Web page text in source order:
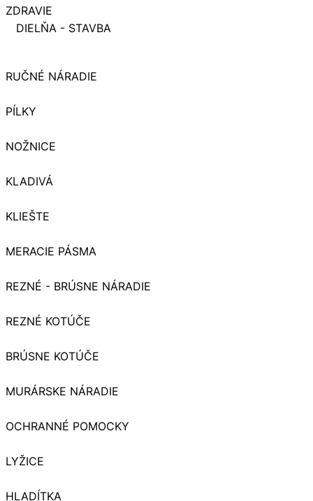
ZDRAVIE
DIELŇA - STAVBA
RUČNÉ NÁRADIE
PÍLKY
NOŽNICE
KLADIVÁ
KLIEŠTE
MERACIE PÁSMA
REZNÉ - BRÚSNE NÁRADIE
REZNÉ KOTÚČE
BRÚSNE KOTÚČE
MURÁRSKE NÁRADIE
OCHRANNÉ POMOCKY
LYŽICE
HLADÍTKA